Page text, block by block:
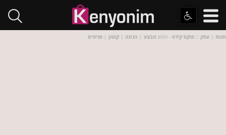
חנות | עסק :: פוקס קידס - חפש מבצע | הנחה | קופון | סניפים